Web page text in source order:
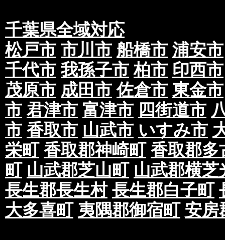
千葉県全域対応
松戸市 市川市 船橋市 浦安市
千代市 我孫子市 柏市 印西市
茂原市 成田市 佐倉市 東金市
市 君津市 富津市 四街道市
市 香取市 山武市 いすみ市
栄町 香取郡神崎町 香取郡多
町 山武郡芝山町 山武郡横芝
長生郡長生村 長生郡白子町
大多喜町 夷隅郡御宿町 安房